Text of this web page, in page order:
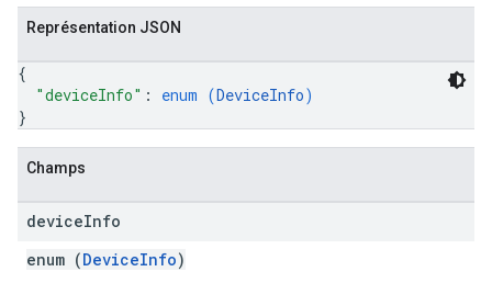
Représentation JSON
{
"deviceInfo" : enum (DeviceInfo)
}
Champs
deviceInfo
enum (DeviceInfo)